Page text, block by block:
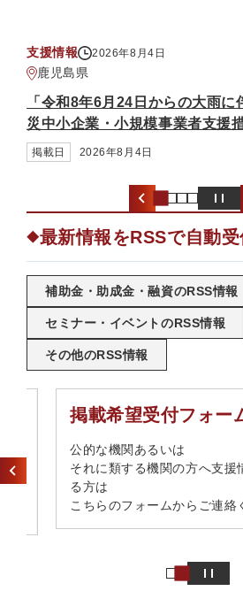
て被
補助金・助成金
熊本県
「中小企業省力化投資補助
募）」
掲載日 2026年8月3日
◆最新情報をRSSで自動
補助金・助成金・融資のRSS情報
セミナー・イベントのRSS情報
その他のRSS情報
掲載希望受付フォーム
​公的な機関あるいは​
それに類する機関の方へ​支援情報
る方は​
こちらのフォームからご連絡くだ